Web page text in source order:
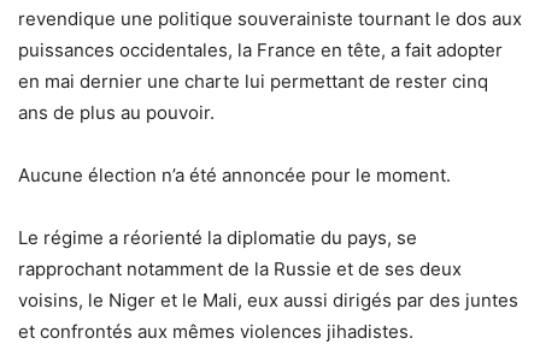
revendique une politique souverainiste tournant le dos aux
puissances occidentales, la France en tête, a fait adopter
en mai dernier une charte lui permettant de rester cinq
ans de plus au pouvoir.
Aucune élection n’a été annoncée pour le moment.
Le régime a réorienté la diplomatie du pays, se
rapprochant notamment de la Russie et de ses deux
voisins, le Niger et le Mali, eux aussi dirigés par des juntes
et confrontés aux mêmes violences jihadistes.